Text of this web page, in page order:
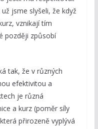
jsme slyšeli, že když
vznikají tím
později způsobí
tak, že v různých
efektivitou a
je různá
a kurz (poměr síly
přirozeně vyplývá